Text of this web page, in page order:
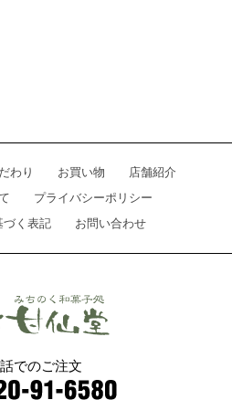
わり お買い物
店舗紹介
プライバシーポリシー
づく表記
お問い合わせ
でのご注文